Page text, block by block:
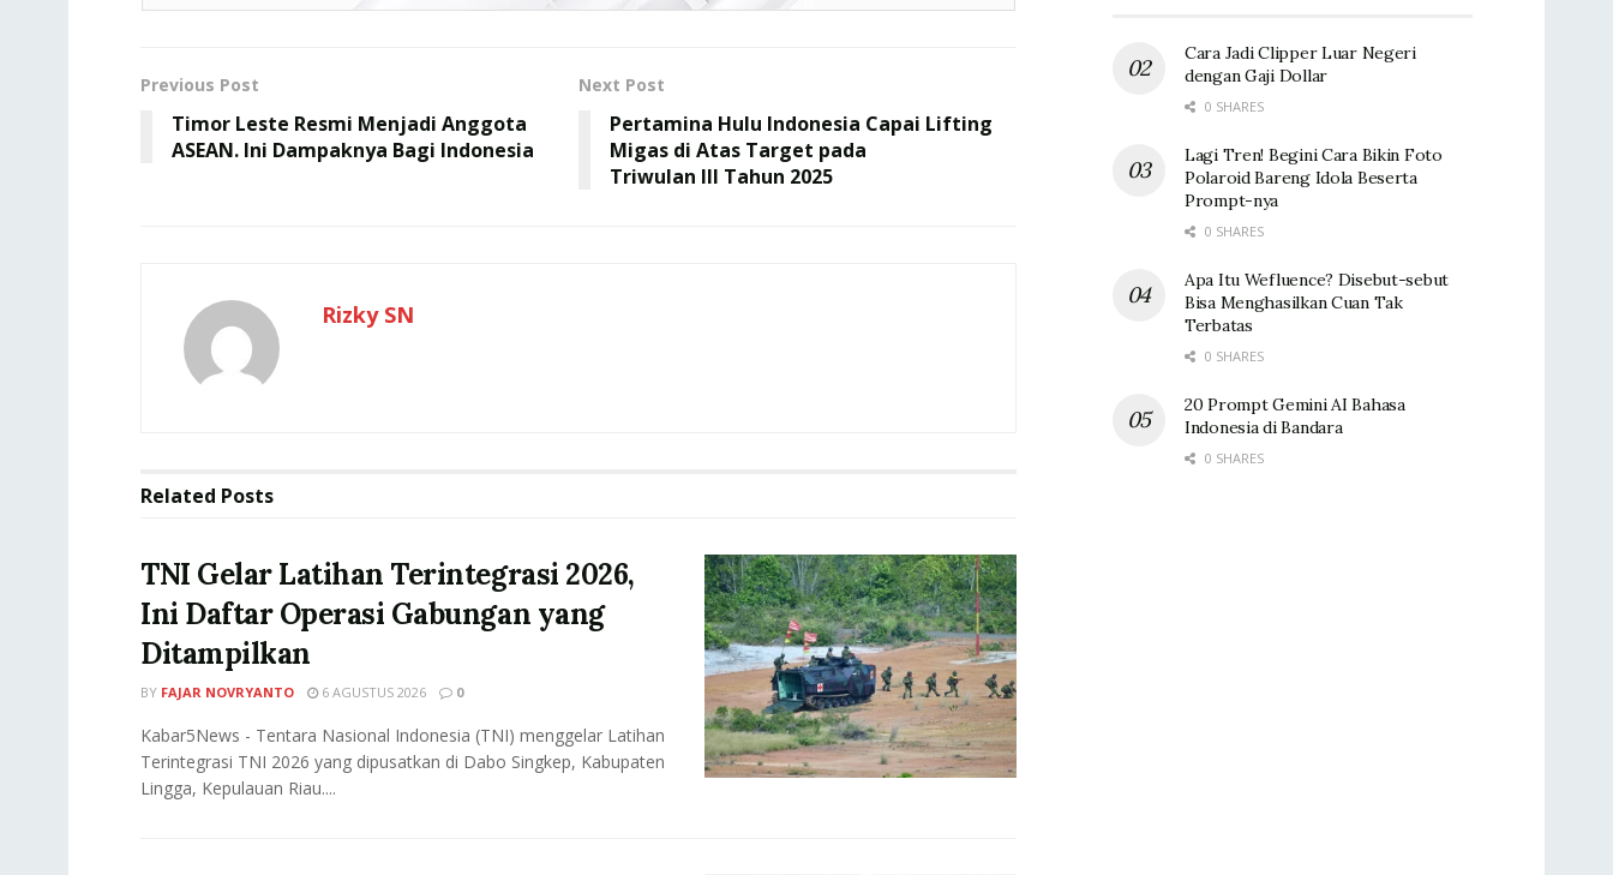
Previous Post
Timor Leste Resmi Menjadi Anggota
ASEAN. Ini Dampaknya Bagi Indonesia
Next Post
Pertamina Hulu Indonesia Capai Lifting
Migas di Atas Target pada
Triwulan III Tahun 2025
Rizky SN
Related Posts
TNI Gelar Latihan Terintegrasi 2026,
Ini Daftar Operasi Gabungan yang
Ditampilkan
BY FAJAR NOVRYANTO 6 AGUSTUS 2026 0
Kabar5News - Tentara Nasional Indonesia (TNI) menggelar Latihan
Terintegrasi TNI 2026 yang dipusatkan di Dabo Singkep, Kabupaten
Lingga, Kepulauan Riau....
Cara Jadi Clipper Luar Negeri
dengan Gaji Dollar
0 SHARES
Lagi Tren! Begini Cara Bikin Foto
Polaroid Bareng Idola Beserta
Prompt-nya
0 SHARES
Apa Itu Wefluence? Disebut-sebut
Bisa Menghasilkan Cuan Tak
Terbatas
0 SHARES
20 Prompt Gemini AI Bahasa
Indonesia di Bandara
0 SHARES